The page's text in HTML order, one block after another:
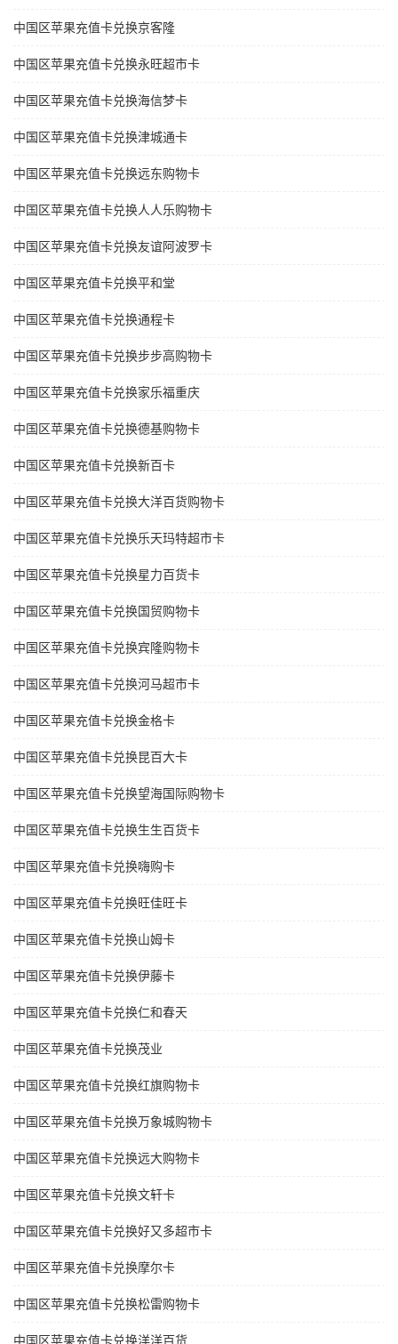
中国区苹果充值卡兑换京客隆
中国区苹果充值卡兑换永旺超市卡
中国区苹果充值卡兑换海信梦卡
中国区苹果充值卡兑换津城通卡
中国区苹果充值卡兑换远东购物卡
中国区苹果充值卡兑换人人乐购物卡
中国区苹果充值卡兑换友谊阿波罗卡
中国区苹果充值卡兑换平和堂
中国区苹果充值卡兑换通程卡
中国区苹果充值卡兑换步步高购物卡
中国区苹果充值卡兑换家乐福重庆
中国区苹果充值卡兑换德基购物卡
中国区苹果充值卡兑换新百卡
中国区苹果充值卡兑换大洋百货购物卡
中国区苹果充值卡兑换乐天玛特超市卡
中国区苹果充值卡兑换星力百货卡
中国区苹果充值卡兑换国贸购物卡
中国区苹果充值卡兑换宾隆购物卡
中国区苹果充值卡兑换河马超市卡
中国区苹果充值卡兑换金格卡
中国区苹果充值卡兑换昆百大卡
中国区苹果充值卡兑换望海国际购物卡
中国区苹果充值卡兑换生生百货卡
中国区苹果充值卡兑换嗨购卡
中国区苹果充值卡兑换旺佳旺卡
中国区苹果充值卡兑换山姆卡
中国区苹果充值卡兑换伊藤卡
中国区苹果充值卡兑换仁和春天
中国区苹果充值卡兑换茂业
中国区苹果充值卡兑换红旗购物卡
中国区苹果充值卡兑换万象城购物卡
中国区苹果充值卡兑换远大购物卡
中国区苹果充值卡兑换文轩卡
中国区苹果充值卡兑换好又多超市卡
中国区苹果充值卡兑换摩尔卡
中国区苹果充值卡兑换松雷购物卡
中国区苹果充值卡兑换洋洋百货